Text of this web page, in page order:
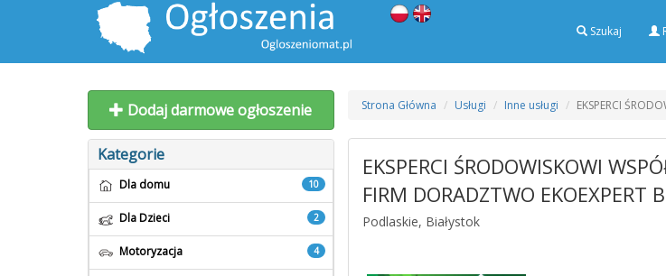
Szukaj
Dodaj darmowe ogłoszenie
Kategorie
10
Dla domu
2
Dla Dzieci
4
Motoryzacja
Strona Główna Usługi Inne usługi EKSPERCI
EKSPERCI ŚRODOWISKOWI
FIRM DORADZTWO EKOEXPERT
Podlaskie, Białystok